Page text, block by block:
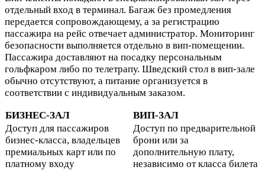
отдельный вход в терминал. Багаж без промедления
передается сопровождающему, а за регистрацию
пассажира на рейс отвечает администратор. Мониторинг
безопасности выполняется отдельно в вип-помещении.
Пассажира доставляют на посадку персональным
гольфкаром либо по телетрапу. Шведский стол в вип-зале
обычно отсутствуют, а питание организуется в
соответствии с индивидуальным заказом.
БИЗНЕС-ЗАЛ
ВИП-ЗАЛ
Доступ для пассажиров
бизнес-класса, владельцев
премиальных карт или по
платному входу
Доступ по предварительной
брони или за
дополнительную плату,
независимо от класса билета